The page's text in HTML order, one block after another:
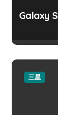
Galaxy
三星